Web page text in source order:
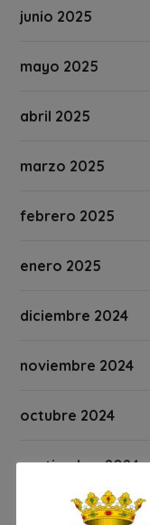
junio 2025
mayo 2025
abril 2025
marzo 2025
febrero 2025
enero 2025
diciembre 2024
noviembre 2024
octubre 2024
septiembre 2024
agosto 2024